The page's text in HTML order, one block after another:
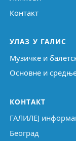
Контакт
УЛАЗ У ГАЛИС
Музичке и
Основне и
КОНТАКТ
ГАЛИЛЕЈ
Београд